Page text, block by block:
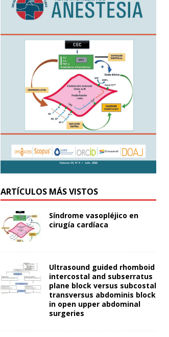
ARTÍCULOS MÁS VISTOS
Síndrome vasopléjico en
cirugía cardíaca
Ultrasound guided rhomboid
intercostal and subserratus
plane block versus subcostal
transversus abdominis block
in open upper abdominal
surgeries